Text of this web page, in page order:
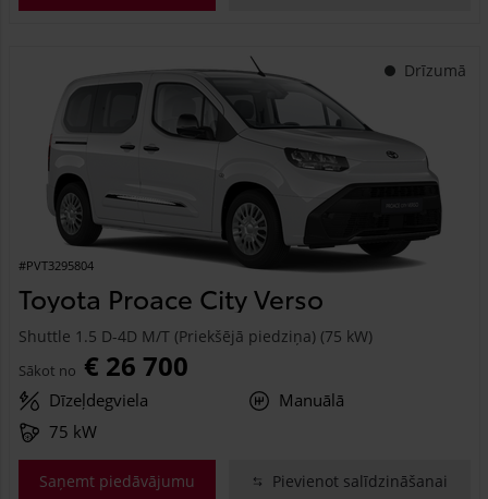
Drīzumā
#PVT3295804
Toyota Proace City Verso
Shuttle 1.5 D-4D M/T (Priekšējā piedziņa) (75 kW)
Sākot no € 26 700
Dīzeļdegviela
Manuālā
75 kW
Saņemt piedāvājumu Pievienot salīdzināšanai